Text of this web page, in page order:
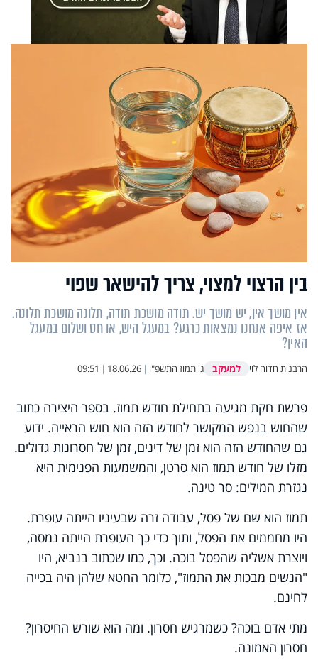
בין הרצוי למצוי, צריך להישאר שפוי
אין מושך אין, יש מושך יש. תודה מושכת תודה, תלונה מושכת תלונה.
אז איפה אנחנו נמצאות כרגע? במעגל היש, או חס ושלום במעגל
האין?
הרבנית חדוה לוי למעקב ג' תמוז התשפ"ו |
18.06.26
|
09:51
פרשת חקת מגיעה בתחילת חודש תמוז. בספר היצירה כתוב
שהחוש בנפש המקושר לחודש הזה הוא חוש הראייה. ידוע
גם שהחודש הזה הוא זמן של דינים, זמן של חסרונות גדולים.
מזלו של חודש תמוז הוא סרטן, והמשמעות הפנימית היא
נגזרת המילים: סר טינה.
תמוז הוא שם של פסל, עבודה זרה שבעיניו הייתה עופרת.
היו מחממים את הפסל, ותוך כדי כך העופרת הייתה נמסה,
ויוצרת אשליה שהפסל בוכה. וכך, כמו שכתוב בנביא, היו
"הנשים מבכות את התמוז", כלומר החטא שלהן היה בכייה
לחינם.
מתי אדם בוכה? כשמרגיש חסרון. ומה הוא שורש החיסרון?
חסרון האמונה.